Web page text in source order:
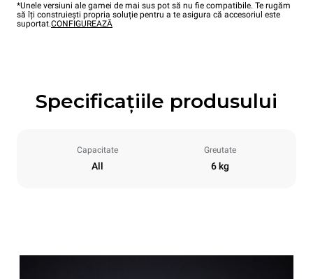
*Unele versiuni ale gamei de mai sus pot să nu fie compatibile. Te rugăm
să îți construiești propria soluție pentru a te asigura că accesoriul este
suportat.CONFIGUREAZĂ
Specificațiile produsului
Capacitate
All
Greutate
6 kg